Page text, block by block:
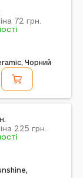
Чорний
72 грн.
225 грн.